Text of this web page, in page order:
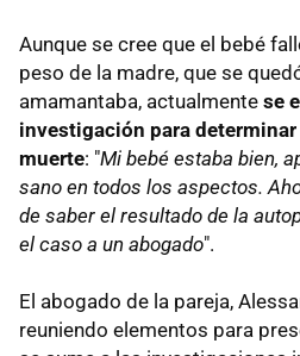
Aunque se cree que el bebé
peso de la madre, que se
amamantaba, actualmente se
investigación para determinar
muerte: "Mi bebé estaba bien,
sano en todos los aspectos.
de saber el resultado de la
el caso a un abogado".
El abogado de la pareja,
reuniendo elementos para